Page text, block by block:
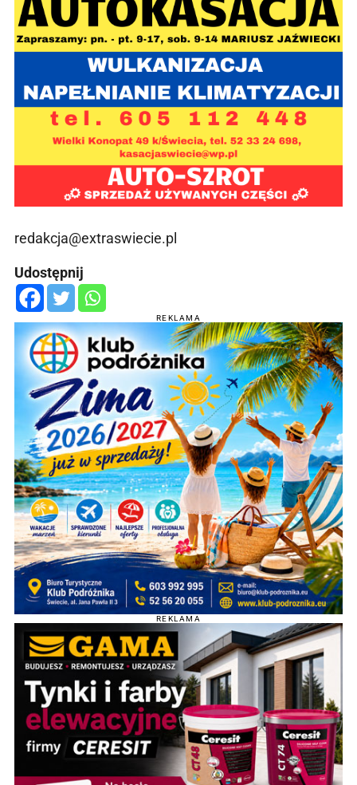
redakcja@extraswiecie.pl
Udostępnij
REKLAMA
REKLAMA